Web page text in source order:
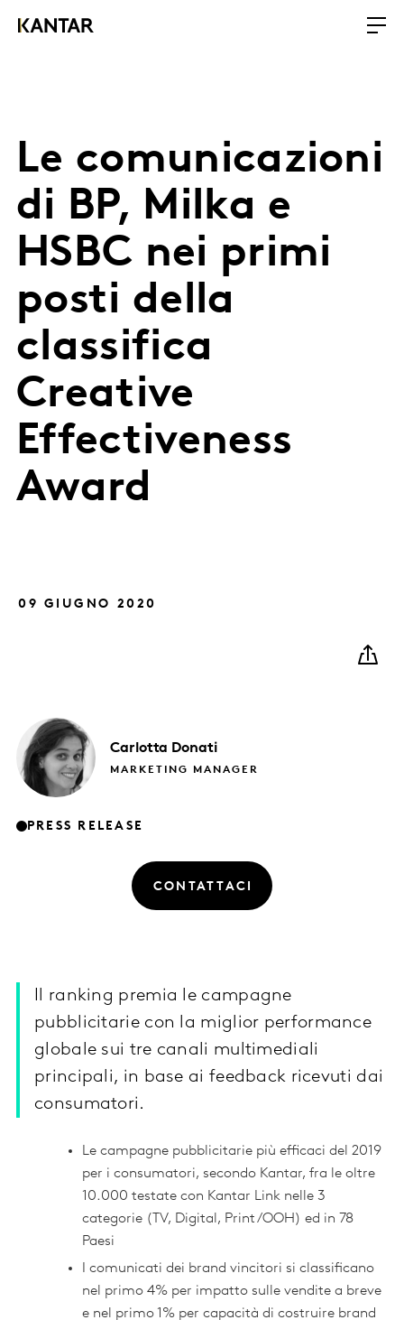
Le comunicazioni
di BP, Milka e
HSBC nei primi
posti della
classifica
Creative
Effectiveness
Award
09 GIUGNO 2020
Carlotta Donati
MARKETING MANAGER
PRESS RELEASE
CONTATTACI
Il ranking premia le campagne
pubblicitarie con la miglior performance
globale sui tre canali multimediali
principali, in base ai feedback ricevuti dai
consumatori.
Le campagne pubblicitarie più efficaci del 2019
per i consumatori, secondo Kantar, fra le oltre
10.000 testate con Kantar Link nelle 3
categorie (TV, Digital, Print/OOH) ed in 78
Paesi
I comunicati dei brand vincitori si classificano
nel primo 4% per impatto sulle vendite a breve
e nel primo 1% per capacità di costruire brand